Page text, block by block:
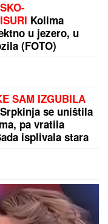
8. AVGUST:Biku
preko posla,